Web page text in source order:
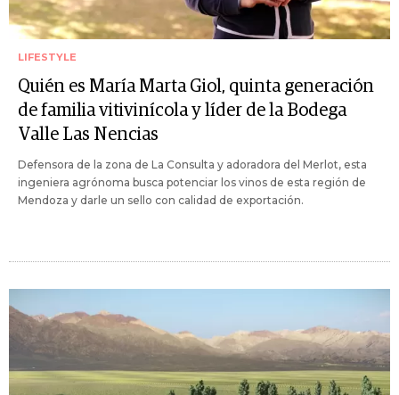
LIFESTYLE
Quién es María Marta Giol, quinta generación
de familia vitivinícola y líder de la Bodega
Valle Las Nencias
Defensora de la zona de La Consulta y adoradora del Merlot, esta
ingeniera agrónoma busca potenciar los vinos de esta región de
Mendoza y darle un sello con calidad de exportación.